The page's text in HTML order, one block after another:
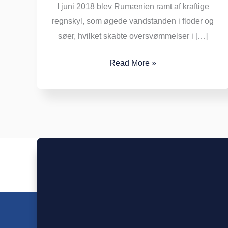
I juni 2018 blev Rumænien ramt af kraftige
regnskyl, som øgede vandstanden i floder og
søer, hvilket skabte oversvømmelser i […]
Read More »